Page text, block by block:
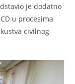
je dodatno
u procesima
civilnog